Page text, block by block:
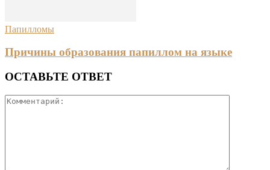
Папилломы
Причины образования папиллом на языке
ОСТАВЬТЕ ОТВЕТ